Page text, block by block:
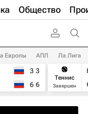
Общество
Европы АПЛ Ла Лига
3 3
6 6
Теннис
Завершен